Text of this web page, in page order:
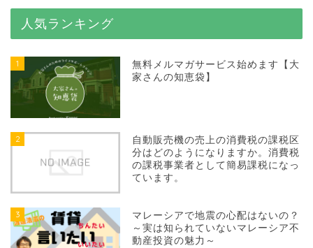
人気ランキング
1
無料メルマガサービス始めます【大
家さんの知恵袋】
2
自動販売機の売上の消費税の課税区
分はどのようになりますか。消費税
の課税事業者として簡易課税になっ
ています。
3
マレーシアで地震の心配はないの？
～実は知られていないマレーシア不
動産投資の魅力～